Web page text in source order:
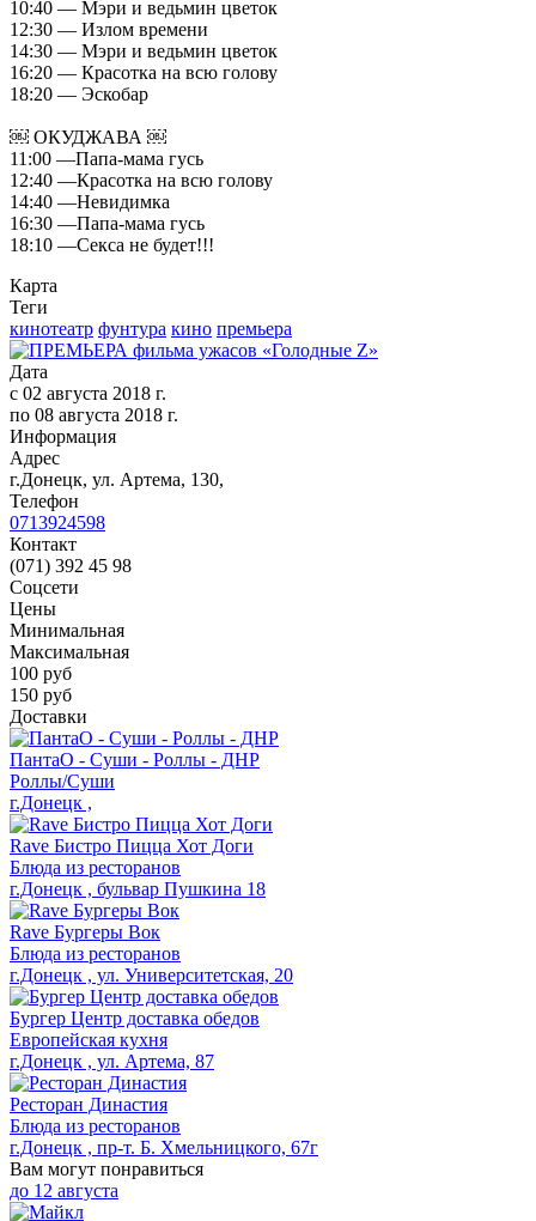
10:40 — Мэри и ведьмин цветок
12:30 — Излом времени
14:30 — Мэри и ведьмин цветок
16:20 — Красотка на всю голову
18:20 — Эскобар
￼ ОКУДЖАВА ￼
11:00 —Папа-мама гусь
12:40 —Красотка на всю голову
14:40 —Невидимка
16:30 —Папа-мама гусь
18:10 —Секса не будет!!!
Карта
Теги
кинотеатр фунтура кино премьера
Дата
с 02 августа 2018 г.
по 08 августа 2018 г.
Информация
Адрес
г.Донецк, ул. Артема, 130,
Телефон
0713924598
Контакт
(071) 392 45 98
Соцсети
Цены
Минимальная
Максимальная
100 руб
150 руб
Доставки
ПантаО - Суши - Роллы - ДНР
Роллы/Суши
г.Донецк ,
Rave Бистро Пицца Хот Доги
Блюда из ресторанов
г.Донецк , бульвар Пушкина 18
Rave Бургеры Вок
Блюда из ресторанов
г.Донецк , ул. Университетская, 20
Бургер Центр доставка обедов
Европейская кухня
г.Донецк , ул. Артема, 87
Ресторан Династия
Блюда из ресторанов
г.Донецк , пр-т. Б. Хмельницкого, 67г
Вам могут понравиться
до 12 августа